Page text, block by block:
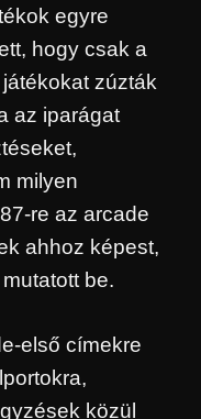
egyre
hogy csak a
játékokat zúzták
az iparágat
milyen
re az arcade
ahhoz képest,
be.
első címekre
közül